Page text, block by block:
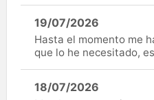
19/07/2026
Hasta el momento me
que lo he necesitado,
18/07/2026